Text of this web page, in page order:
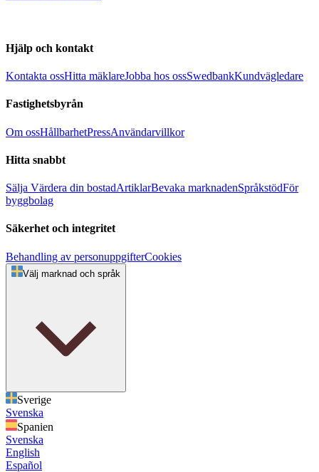
Hjälp och kontakt
Kontakta ossHitta mäklareJobba hos ossSwedbankKundvägledare
Fastighetsbyrån
Om ossHållbarhetPressAnvändarvillkor
Hitta snabbt
Sälja Värdera din bostadArtiklarBevaka marknadenSpråkstödFör
byggbolag
Säkerhet och integritet
Behandling av personuppgifterCookies
Välj marknad och språk
Sverige
Svenska
Spanien
Svenska
English
Español